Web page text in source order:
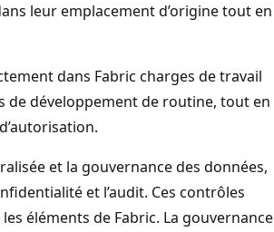
leur emplacement d’origine tout en
dans Fabric charges de travail
de développement de routine, tout en
et la gouvernance des données,
et l’audit. Ces contrôles
éléments de Fabric. La gouvernance